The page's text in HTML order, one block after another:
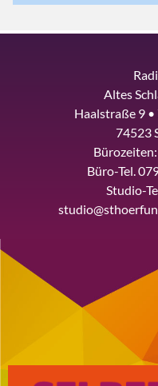
Altes
Haalstraße 9
74523
Büro-Tel.
Studio-